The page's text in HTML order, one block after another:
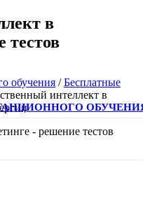
в
тестов
обучения /Бесплатные
интеллект в
- решение тестов